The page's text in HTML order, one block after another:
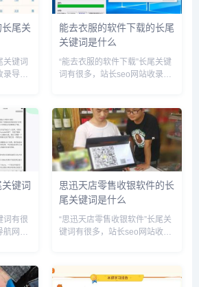
尾关
关键词
录导航
件下
,微信
微...
能去衣服的软件下载的长尾
关键词是什么
“能去衣服的软件下载”长尾关键
词有很多，站长seo网站收录导
尾关键词：能去衣服的软件下载
免费,能去衣服的软件下载安装,
能去衣服的软件下载搜狗的...
键词
词有很
航网为
用,手
软件
思迅天店零售收银软件的长
尾关键词是什么
“思迅天店零售收银软件”长尾关
键词有很多，站长seo网站收录
软件手机端,思迅天店零售收银